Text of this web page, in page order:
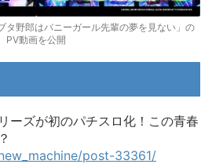
タ野郎はバニーガール先輩の夢を見ない」の
PV動画を公開
ーズが初のパチスロ化！この青春
post-33361/